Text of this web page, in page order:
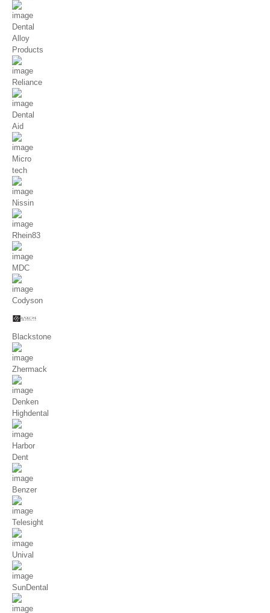
Dental
Alloy
Products
Reliance
Dental
Aid
Micro
tech
Nissin
Rhein83
MDC
Codyson
Blackstone
Zhermack
Denken
Highdental
Harbor
Dent
Benzer
Telesight
Unival
SunDental